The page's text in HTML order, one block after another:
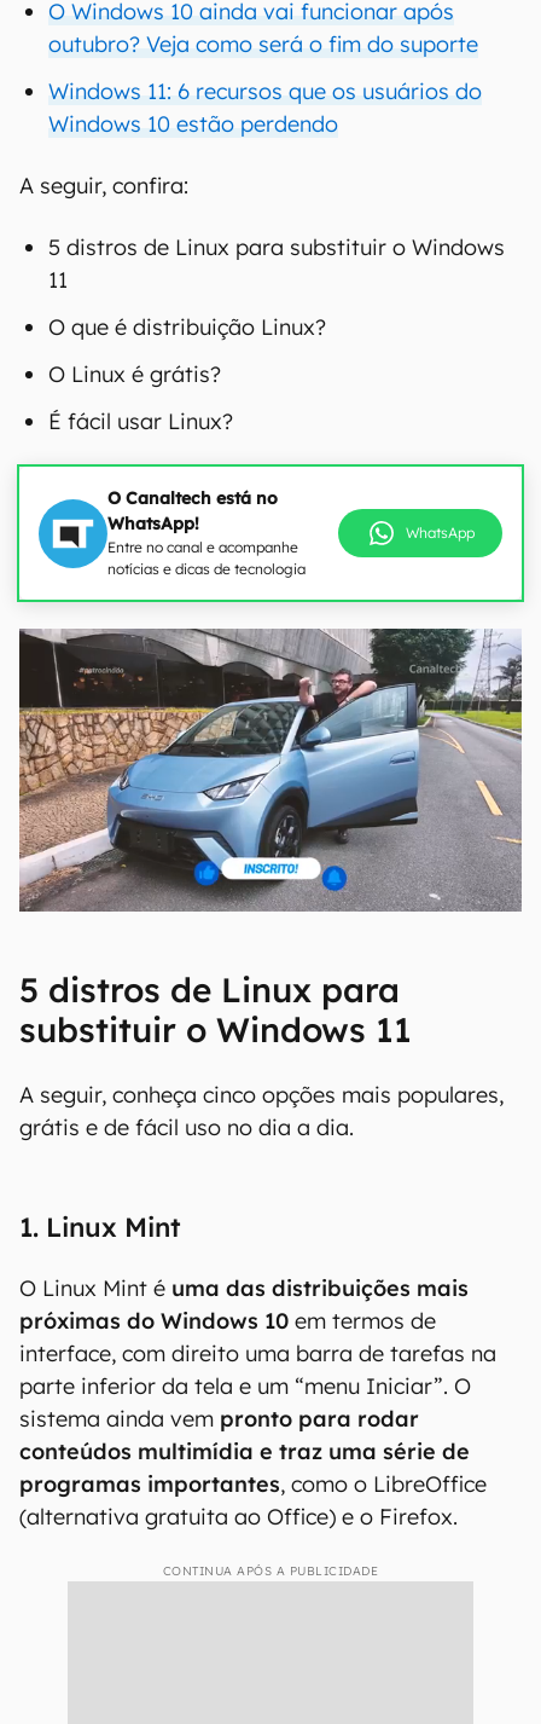
O Windows 10 ainda vai funcionar após
outubro? Veja como será o fim do suporte
Windows 11: 6 recursos que os usuários do
Windows 10 estão perdendo
A seguir, confira:
5 distros de Linux para substituir o Windows
11
O que é distribuição Linux?
O Linux é grátis?
É fácil usar Linux?
O Canaltech está no
WhatsApp!
Entre no canal e acompanhe
notícias e dicas de tecnologia
WhatsApp
5 distros de Linux para
substituir o Windows 11
A seguir, conheça cinco opções mais populares,
grátis e de fácil uso no dia a dia.
1. Linux Mint
O Linux Mint é uma das distribuições mais
próximas do Windows 10 em termos de
interface, com direito uma barra de tarefas na
parte inferior da tela e um “menu Iniciar”. O
sistema ainda vem pronto para rodar
conteúdos multimídia e traz uma série de
programas importantes, como o LibreOffice
(alternativa gratuita ao Office) e o Firefox.
CONTINUA APÓS A PUBLICIDADE